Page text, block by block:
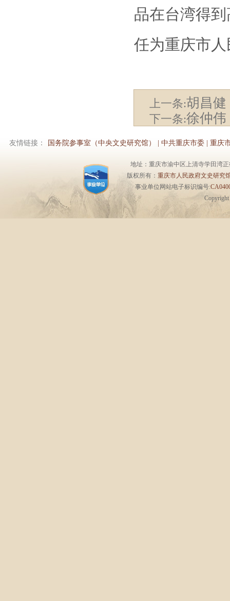
品在台湾得
任为重庆市
上一条:胡昌健
下一条:徐仲伟
友情链接： 国务院参事室（中央文史研究馆） 中共重庆市委 重庆
地址：重庆市渝中区上清寺学田湾
版权所有： 重庆市人民政府文史研究
事业单位网站电子标识编号: